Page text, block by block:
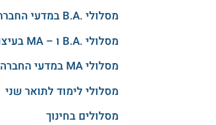
מסלולי .B.A במדעי החברה
מסלולי .B.A ו – MA בעיצוב ובאדריכלות
מסלולי MA במדעי החברה
מסלולי לימוד לתואר שני
מסלולים בחינוך